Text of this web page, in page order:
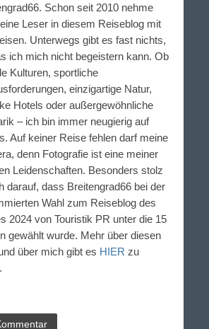
Schon seit 2010 nehme
Leser in diesem Reiseblog mit
Unterwegs gibt es fast nichts,
ich mich nicht begeistern kann. Ob
Kulturen, sportliche
einzigartige Natur,
Hotels oder außergewöhnliche
– ich bin immer neugierig auf
Auf keiner Reise fehlen darf meine
denn Fotografie ist eine meiner
Leidenschaften. Besonders stolz
darauf, dass Breitengrad66 bei der
Wahl zum Reiseblog des
2024 von Touristik PR unter die 15
gewählt wurde. Mehr über diesen
über mich gibt es HIER zu